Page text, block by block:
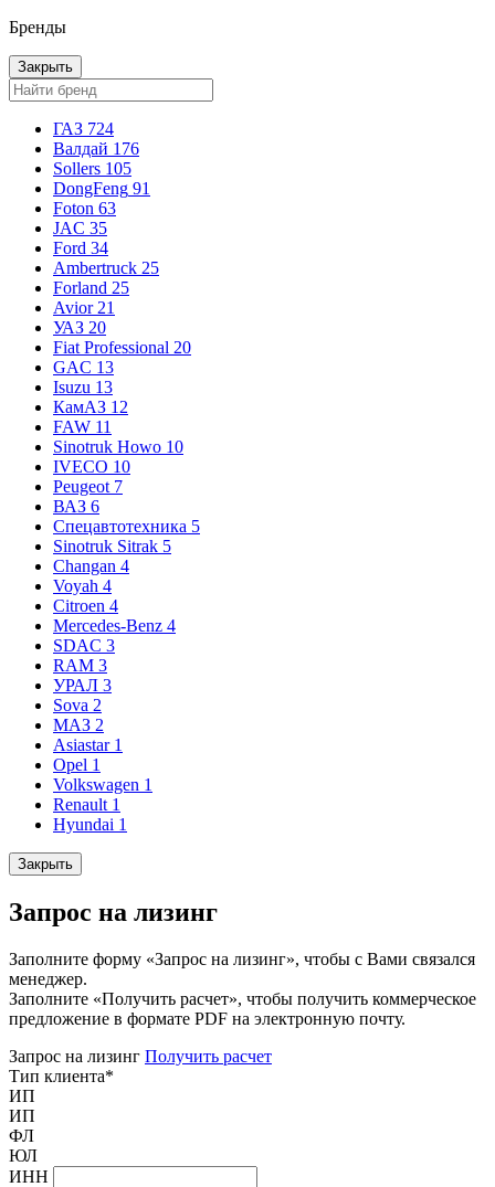
Бренды
Закрыть
ГАЗ 724
Валдай 176
Sollers 105
DongFeng 91
Foton 63
JAC 35
Ford 34
Ambertruck 25
Forland 25
Avior 21
УАЗ 20
Fiat Professional 20
GAC 13
Isuzu 13
КамАЗ 12
FAW 11
Sinotruk Howo 10
IVECO 10
Peugeot 7
ВАЗ 6
Спецавтотехника 5
Sinotruk Sitrak 5
Changan 4
Voyah 4
Citroen 4
Mercedes-Benz 4
SDAC 3
RAM 3
УРАЛ 3
Sova 2
МАЗ 2
Asiastar 1
Opel 1
Volkswagen 1
Renault 1
Hyundai 1
Закрыть
Запрос на лизинг
Заполните форму «Запрос на лизинг», чтобы с Вами связался
менеджер.
Заполните «Получить расчет», чтобы получить коммерческое
предложение в формате PDF на электронную почту.
Запрос на лизинг Получить расчет
Тип клиента*
ИП
ИП
ФЛ
ЮЛ
ИНН